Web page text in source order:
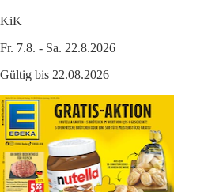
KiK
Fr. 7.8. - Sa. 22.8.2026
Gültig bis 22.08.2026